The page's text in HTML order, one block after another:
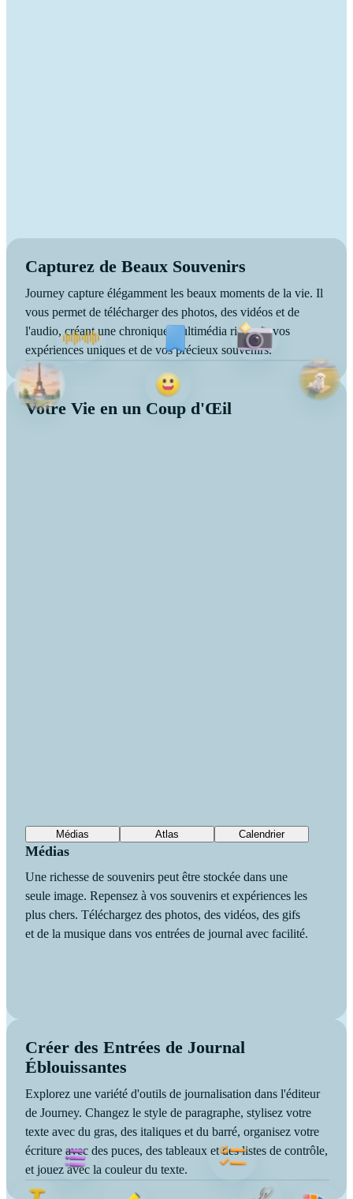
Capturez de Beaux Souvenirs
Journey capture élégamment les beaux moments de la vie. Il
vous permet de télécharger des photos, des vidéos et de
l'audio, créant une chronique multimédia riche de vos
expériences uniques et de vos précieux souvenirs.
Votre Vie en un Coup d'Œil
Médias Atlas Calendrier
Médias
Une richesse de souvenirs peut être stockée dans une
seule image. Repensez à vos souvenirs et expériences les
plus chers. Téléchargez des photos, des vidéos, des gifs
et de la musique dans vos entrées de journal avec facilité.
Créer des Entrées de Journal
Éblouissantes
Explorez une variété d'outils de journalisation dans l'éditeur
de Journey. Changez le style de paragraphe, stylisez votre
texte avec du gras, des italiques et du barré, organisez votre
écriture avec des puces, des tableaux et des listes de contrôle,
et jouez avec la couleur du texte.